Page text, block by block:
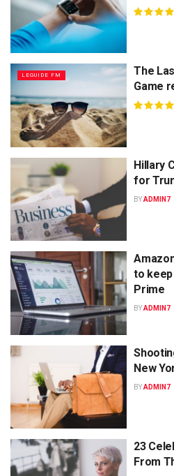
LEGUIDE FM
The
Game
Hillary
for
BYADMIN7
to
Prime
BYADMIN7
New
BYADMIN7
23
From